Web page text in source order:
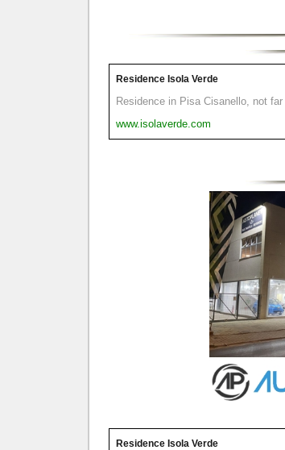
Residence Isola Verde
Residence in Pisa Cisanello, not
www.isolaverde.com
Residence Isola Verde